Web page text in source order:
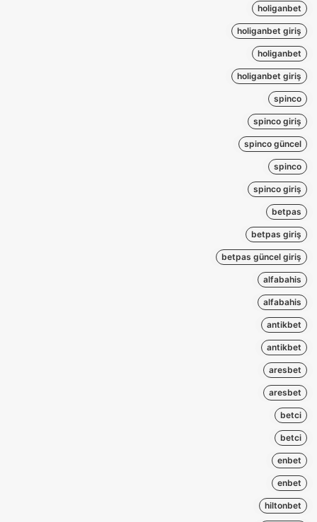
holiganbet
holiganbet giriş
holiganbet
holiganbet giriş
spinco
spinco giriş
spinco güncel
spinco
spinco giriş
betpas
betpas giriş
betpas güncel giriş
alfabahis
alfabahis
antikbet
antikbet
aresbet
aresbet
betci
betci
enbet
enbet
hiltonbet